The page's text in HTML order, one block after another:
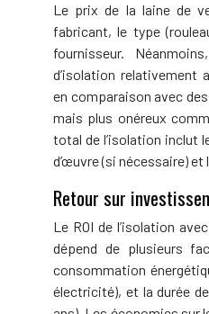
Le prix de la laine de
fabricant, le type
fournisseur.
d’isolation relativement
en comparaison avec
mais plus onéreux
total de l’isolation inclut
d’œuvre (si nécessaire)
Retour sur
Le ROI de l’isolation
dépend de plusieurs
consommation
électricité), et la durée